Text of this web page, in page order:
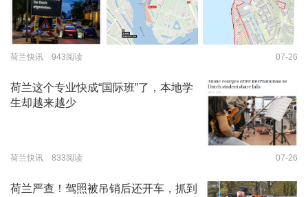
荷兰快讯 943阅读 07-26
荷兰这个专业快成“国际班”了，本地学
生却越来越少
荷兰快讯 833阅读 07-26
荷兰严查！驾照被吊销后还开车，抓到